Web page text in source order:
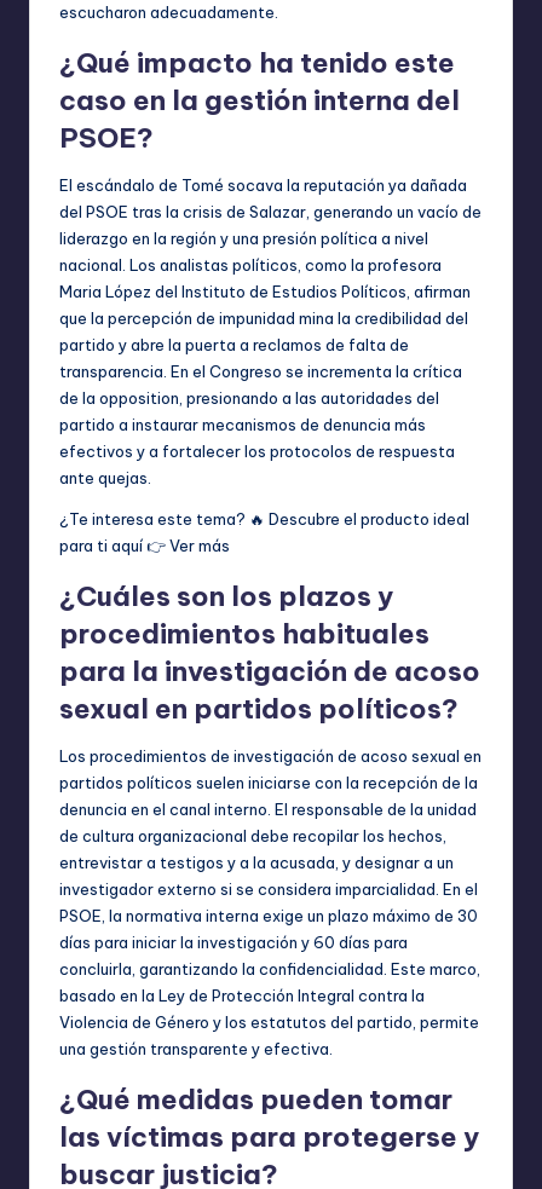
escucharon adecuadamente.
¿Qué impacto ha tenido este
caso en la gestión interna del
PSOE?
El escándalo de Tomé socava la reputación ya dañada
del PSOE tras la crisis de Salazar, generando un vacío de
liderazgo en la región y una presión política a nivel
nacional. Los analistas políticos, como la profesora
Maria López del Instituto de Estudios Políticos, afirman
que la percepción de impunidad mina la credibilidad del
partido y abre la puerta a reclamos de falta de
transparencia. En el Congreso se incrementa la crítica
de la opposition, presionando a las autoridades del
partido a instaurar mecanismos de denuncia más
efectivos y a fortalecer los protocolos de respuesta
ante quejas.
¿Te interesa este tema? 🔥 Descubre el producto ideal
para ti aquí 👉Ver más
¿Cuáles son los plazos y
procedimientos habituales
para la investigación de acoso
sexual en partidos políticos?
Los procedimientos de investigación de acoso sexual en
partidos políticos suelen iniciarse con la recepción de la
denuncia en el canal interno. El responsable de la unidad
de cultura organizacional debe recopilar los hechos,
entrevistar a testigos y a la acusada, y designar a un
investigador externo si se considera imparcialidad. En el
PSOE, la normativa interna exige un plazo máximo de 30
días para iniciar la investigación y 60 días para
concluirla, garantizando la confidencialidad. Este marco,
basado en la Ley de Protección Integral contra la
Violencia de Género y los estatutos del partido, permite
una gestión transparente y efectiva.
¿Qué medidas pueden tomar
las víctimas para protegerse y
buscar justicia?